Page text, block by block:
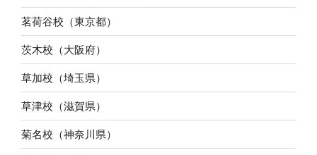
茗荷谷校（東京都）
茨木校（大阪府）
草加校（埼玉県）
草津校（滋賀県）
菊名校（神奈川県）